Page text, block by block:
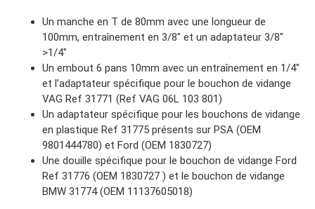
Un manche en T de 80mm avec une longueur de
100mm, entraînement en 3/8″ et un adaptateur 3/8″
>1/4″
Un embout 6 pans 10mm avec un entraînement en 1/4″
et l’adaptateur spécifique pour le bouchon de vidange
VAG Ref 31771 (Ref VAG 06L 103 801)
Un adaptateur spécifique pour les bouchons de vidange
en plastique Ref 31775 présents sur PSA (OEM
9801444780) et Ford (OEM 1830727)
Une douille spécifique pour le bouchon de vidange Ford
Ref 31776 (OEM 1830727 ) et le bouchon de vidange
BMW 31774 (OEM 11137605018)